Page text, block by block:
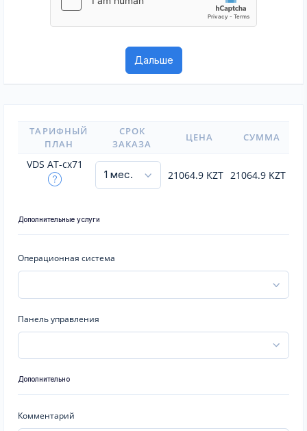
ТАРИФНЫЙ
ПЛАН
СРОК
ЗАКАЗА
ЦЕНА СУММА
VDS AT-cx71
21064.9 KZT 21064.9 KZT
Дополнительные услуги
Операционная система
Панель управления
Дополнительно
Комментарий